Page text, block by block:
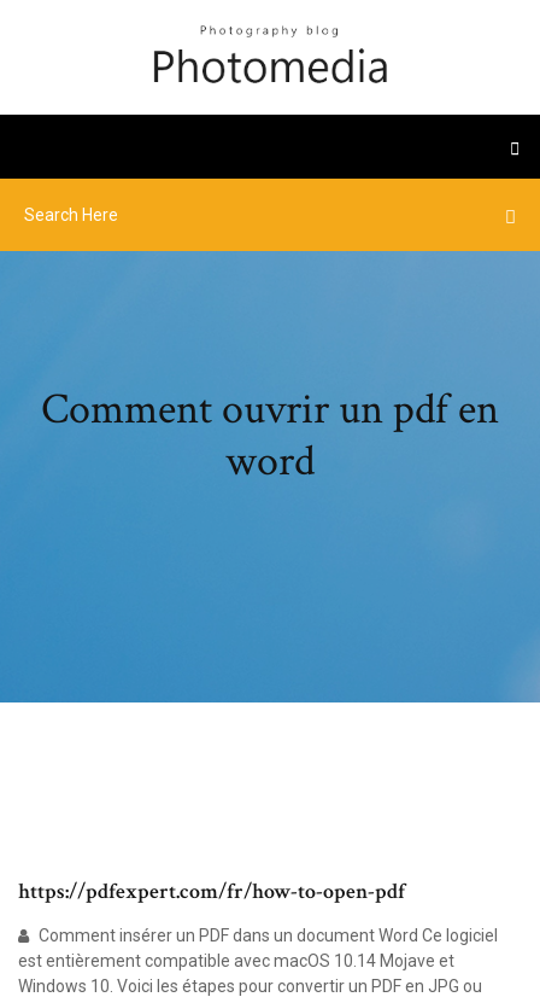
Comment ouvrir un pdf en
word
https://pdfexpert.com/fr/how-to-open-pdf
Comment insérer un PDF dans un document Word Ce logiciel
est entièrement compatible avec macOS 10.14 Mojave et
Windows 10. Voici les étapes pour convertir un PDF en JPG ou